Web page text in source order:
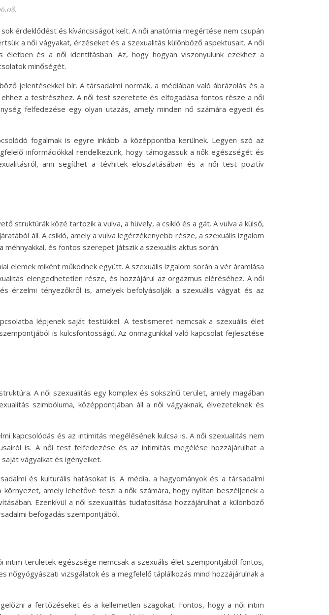
érdeklődést és kíváncsiságot kelt. A női anatómia megértése nem csupán
a női vágyakat, érzéseket és a szexualitás különböző aspektusait. A női
és a női identitásban. Az, hogy hogyan viszonyulunk ezekhez a
minőségét.
jelentésekkel bír. A társadalmi normák, a médiában való ábrázolás és a
a testrészhez. A női test szeretete és elfogadása fontos része a női
felfedezése egy olyan utazás, amely minden nő számára egyedi és
fogalmak is egyre inkább a középpontba kerülnek. Legyen szó az
információkkal rendelkezünk, hogy támogassuk a nők egészségét és
ami segíthet a tévhitek eloszlatásában és a női test pozitív
struktúrák közé tartozik a vulva, a hüvely, a csikló és a gát. A vulva a külső,
áll. A csikló, amely a vulva legérzékenyebb része, a szexuális izgalom
és fontos szerepet játszik a szexuális aktus során.
elemek miként működnek együtt. A szexuális izgalom során a vér áramlása
elengedhetetlen része, és hozzájárul az orgazmus eléréséhez. A női
érzelmi tényezőkről is, amelyek befolyásolják a szexuális vágyat és az
lépjenek saját testükkel. A testismeret nemcsak a szexuális élet
is kulcsfontosságú. Az önmagunkkal való kapcsolat fejlesztése
A női szexualitás egy komplex és sokszínű terület, amely magában
szimbóluma, középpontjában áll a női vágyaknak, élvezeteknek és
kapcsolódás és az intimitás megélésének kulcsa is. A női szexualitás nem
is. A női test felfedezése és az intimitás megélése hozzájárulhat a
vágyaikat és igényeiket.
és kulturális hatásokat is. A média, a hagyományok és a társadalmi
amely lehetővé teszi a nők számára, hogy nyíltan beszéljenek a
Ezenkívül a női szexualitás tudatosítása hozzájárulhat a különböző
befogadás szempontjából.
intim területek egészsége nemcsak a szexuális élet szempontjából fontos,
vizsgálatok és a megfelelő táplálkozás mind hozzájárulnak a
a fertőzéseket és a kellemetlen szagokat. Fontos, hogy a női intim